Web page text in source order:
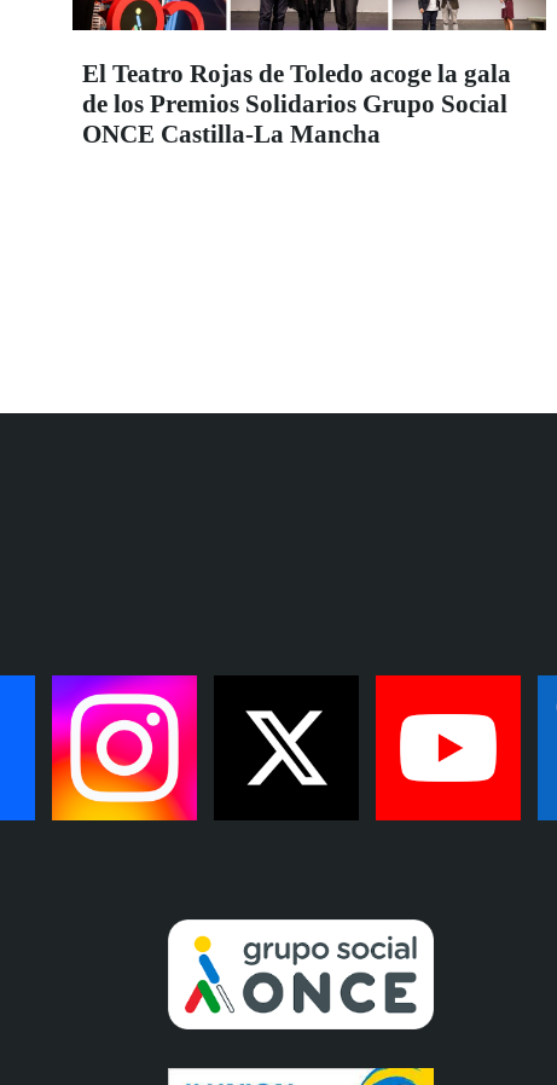
El Teatro Rojas de Toledo acoge la gala
de los Premios Solidarios Grupo Social
ONCE Castilla-La Mancha